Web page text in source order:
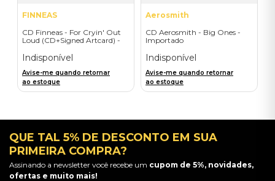
FINNEAS
CD Finneas - For Cryin' Out
Loud (CD+Signed Artcard) -
Indisponível
Avise-me quando retornar
ao estoque
Aerosmith
CD Aerosmith - Big Ones -
Importado
Indisponível
Avise-me quando retornar
ao estoque
QUE TAL 5% DE DESCONTO EM SUA
PRIMEIRA COMPRA?
Assinando a newsletter você recebe um cupom de 5%, novidades,
ofertas e muito mais!